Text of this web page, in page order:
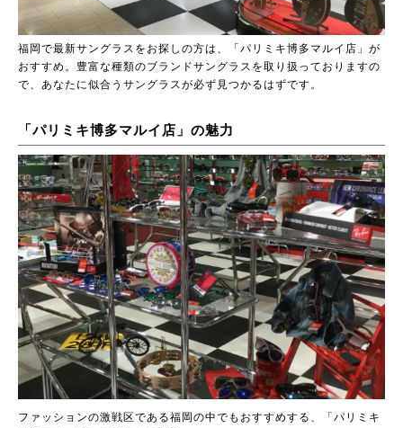
福岡で最新サングラスをお探しの方は、「パリミキ博多マルイ店」が
おすすめ。豊富な種類のブランドサングラスを取り扱っておりますの
で、あなたに似合うサングラスが必ず見つかるはずです。
「パリミキ博多マルイ店」の魅力
ファッションの激戦区である福岡の中でもおすすめする、「パリミキ